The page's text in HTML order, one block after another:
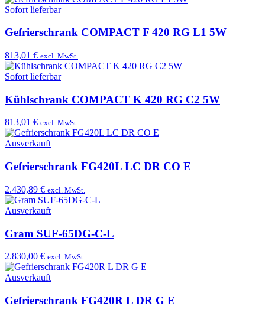
Sofort lieferbar
Gefrierschrank COMPACT F 420 RG L1 5W
813,01 € excl. MwSt.
Sofort lieferbar
Kühlschrank COMPACT K 420 RG C2 5W
813,01 € excl. MwSt.
Ausverkauft
Gefrierschrank FG420L LC DR CO E
2.430,89 € excl. MwSt.
Ausverkauft
Gram SUF-65DG-C-L
2.830,00 € excl. MwSt.
Ausverkauft
Gefrierschrank FG420R L DR G E